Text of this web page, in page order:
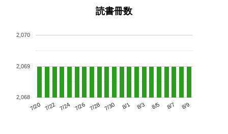
読書冊数
7/20 7/22 7/24 7/26 7/28 7/30 8/1 8/3 8/5 8/7 8/9
2,068
2,069
2,070